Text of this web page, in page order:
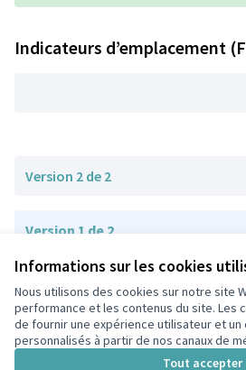
Informations sur les cookies
Nous utilisons des cookies sur notre site
performance et les contenus du site. Les
de fournir une expérience utilisateur et un
personnalisés à partir de nos canaux de
Tout accepter
Indicateurs d’emplacement
Version 2 de 2
Version 1 de 2
Conditions d'utilisation
Paramètres des cookies
participons.colombes.fr sur Facebook
(Lien externe)